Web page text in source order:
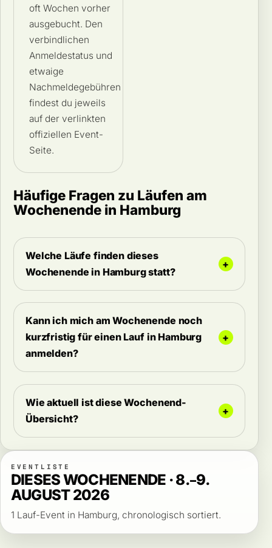
oft Wochen vorher
ausgebucht. Den
verbindlichen
Anmeldestatus und
etwaige
Nachmeldegebühren
findest du jeweils
auf der verlinkten
offiziellen Event-
Seite.
Häufige Fragen zu Läufen am
Wochenende in Hamburg
Welche Läufe finden dieses
Wochenende in Hamburg statt?
Kann ich mich am Wochenende noch
kurzfristig für einen Lauf in Hamburg
anmelden?
Wie aktuell ist diese Wochenend-
Übersicht?
EVENTLISTE
DIESES WOCHENENDE · 8.–9.
AUGUST 2026
1 Lauf-Event in Hamburg, chronologisch sortiert.